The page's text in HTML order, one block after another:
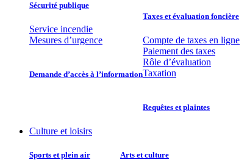
Sécurité publique
Service incendie
Mesures d’urgence
Demande d’accès à l’information
Taxes et évaluation foncière
Compte de taxes en ligne
Paiement des taxes
Rôle d’évaluation
Taxation
Requêtes et plaintes
Culture et loisirs
Sports et plein air Arts et culture